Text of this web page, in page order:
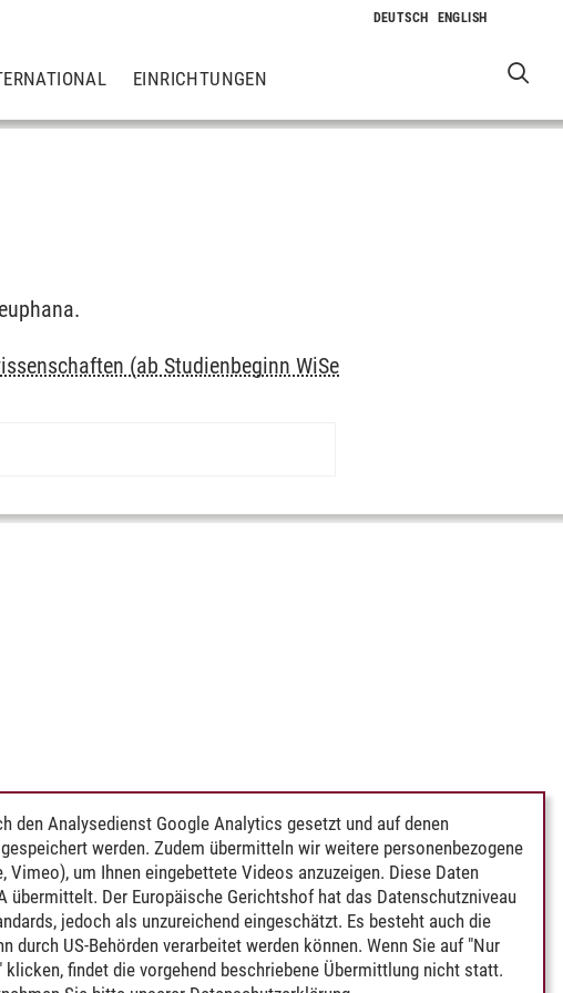
EINRICHTUNGEN
(ab Studienbeginn WiSe
den Analysedienst Google Analytics gesetzt und auf denen
werden. Zudem übermitteln wir weitere personenbezogene
Vimeo), um Ihnen eingebettete Videos anzuzeigen. Diese Daten
übermittelt. Der Europäische Gerichtshof hat das Datenschutzniveau
jedoch als unzureichend eingeschätzt. Es besteht auch die
durch US-Behörden verarbeitet werden können. Wenn Sie auf "Nur
findet die vorgehend beschriebene Übermittlung nicht statt.